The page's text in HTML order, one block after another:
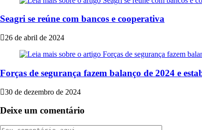
Seagri se reúne com bancos e cooperativa
26 de abril de 2024
Forças de segurança fazem balanço de 2024 e
30 de dezembro de 2024
Deixe um comentário